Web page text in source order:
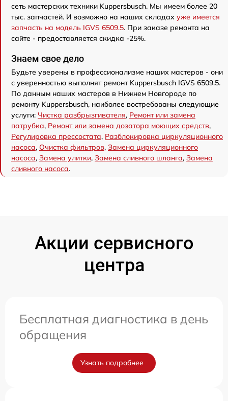
сеть мастерских техники Kuppersbusch. Мы имеем более 20
тыс. запчастей. И возможно на наших складах уже имеется
запчасть на модель IGVS 6509.5. При заказе ремонта на
сайте - предоставляется скидка -25%.
Знаем свое дело
Будьте уверены в профессионализме наших мастеров - они
с уверенностью выполнят ремонт Kuppersbusch IGVS 6509.5.
По данным наших мастеров в Нижнем Новгороде по
ремонту Kuppersbusch, наиболее востребованы следующие
услуги: Чистка разбрызгивателя, Ремонт или замена
патрубка, Ремонт или замена дозатора моющих средств,
Регулировка прессостата, Разблокировка циркуляционного
насоса, Очистка фильтров, Замена циркуляционного
насоса, Замена улитки, Замена сливного шланга, Замена
сливного насоса.
Акции сервисного
центра
Бесплатная диагностика в день
обращения
Узнать подробнее